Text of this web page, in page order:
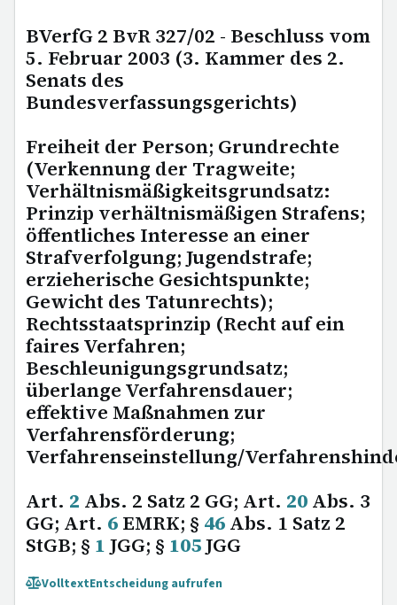
BVerfG 2 BvR 327/02 - Beschluss vom
5. Februar 2003 (3. Kammer des 2.
Senats des
Bundesverfassungsgerichts)
Freiheit der Person; Grundrechte
(Verkennung der Tragweite;
Verhältnismäßigkeitsgrundsatz:
Prinzip verhältnismäßigen Strafens;
öffentliches Interesse an einer
Strafverfolgung; Jugendstrafe;
erzieherische Gesichtspunkte;
Gewicht des Tatunrechts);
Rechtsstaatsprinzip (Recht auf ein
faires Verfahren;
Beschleunigungsgrundsatz;
überlange Verfahrensdauer;
effektive Maßnahmen zur
Verfahrensförderung;
Verfahrenseinstellung/
Art. 2 Abs. 2 Satz 2 GG; Art. 20 Abs. 3
GG; Art. 6 EMRK; § 46 Abs. 1 Satz 2
StGB; § 1 JGG; § 105JGG
VolltextEntscheidung aufrufen